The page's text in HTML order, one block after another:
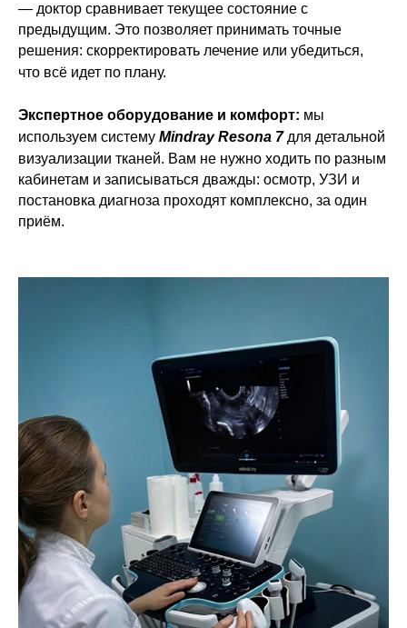
— доктор сравнивает текущее состояние с
предыдущим. Это позволяет принимать точные
решения: скорректировать лечение или убедиться,
что всё идет по плану.
Экспертное оборудование и комфорт: мы
используем систему Mindray Resona 7для детальной
визуализации тканей. Вам не нужно ходить по разным
кабинетам и записываться дважды: осмотр, УЗИ и
постановка диагноза проходят комплексно, за один
приём.